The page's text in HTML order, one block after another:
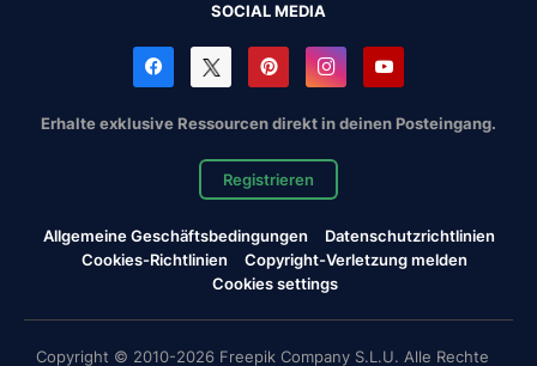
SOCIAL MEDIA
Erhalte exklusive Ressourcen direkt in deinen Posteingang.
Registrieren
Allgemeine Geschäftsbedingungen
Datenschutzrichtlinien
Cookies-Richtlinien
Copyright-Verletzung melden
Cookies settings
Copyright © 2010-2026 Freepik Company S.L.U. Alle Rechte